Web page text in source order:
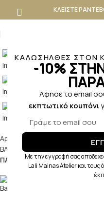
ΚΑΛΩΣΗΛΘΕΣ ΣΤΟΝ
-10%
Άφησε το email
εκπτωτικό κουπόνι
Με την εγγραφή σας
Lali Mainas Atelier και τους
ΚΛΕΙΣΤΕ
Κλικ για μεγέθυνση
Αρχική σελίδα
ΚΟΡΙΤΣΙ
ΒΑΠΤΙΣΤΙΚΑ ΠΑΠΟΥΤΣΑΚΙΑ
ΠΑΠΟΥΤΣΑΚΙΑ